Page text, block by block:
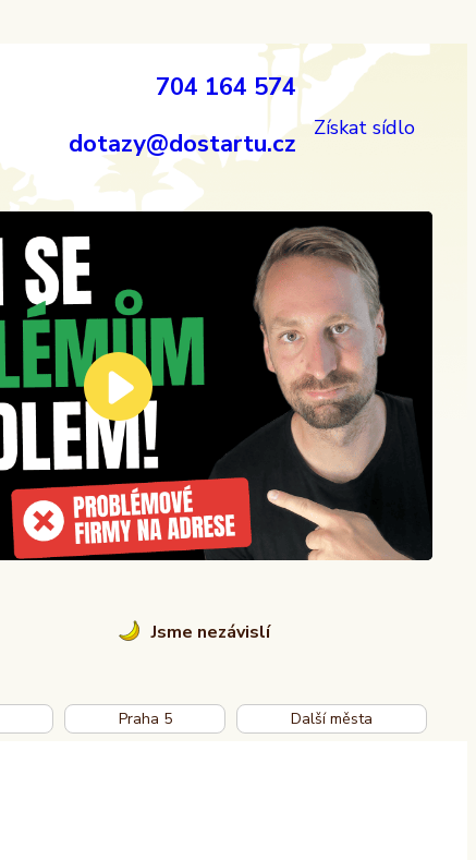
704 164 574
dotazy@dostartu.cz
Získat sídlo
Jsme nezávislí
Praha 5 Další města